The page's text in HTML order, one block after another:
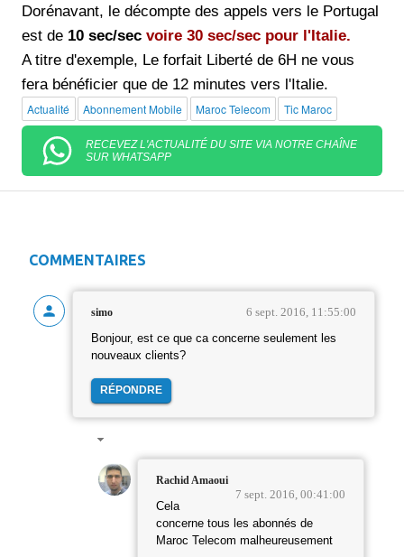
Dorénavant, le décompte des appels vers le Portugal
est de 10 sec/sec voire 30 sec/sec pour l'Italie.
A titre d'exemple, Le forfait Liberté de 6H ne vous
fera bénéficier que de 12 minutes vers l'Italie.
Actualité Abonnement Mobile Maroc Telecom Tic Maroc
RECEVEZ L'ACTUALITÉ DU SITE VIA NOTRE CHAÎNE
SUR WHATSAPP
COMMENTAIRES
simo 6 sept. 2016, 11:55:00
Bonjour, est ce que ca concerne seulement les
nouveaux clients?
RÉPONDRE
Rachid Amaoui
7 sept. 2016, 00:41:00
Cela
concerne tous les abonnés de
Maroc Telecom malheureusement